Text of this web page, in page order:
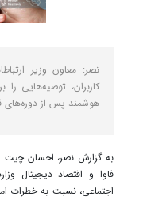
نصر: معاون وزیر
کاربران، توصیه‌هایی
هوشمند پس از دوره‌های
به گزارش نصر، احسان چیت‌
فاوا و اقتصاد دیجیتال
اجتماعی، نسبت به خطرات